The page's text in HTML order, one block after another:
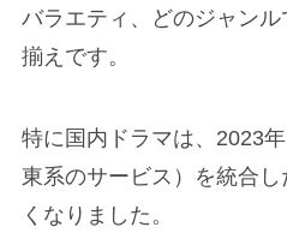
バラエティ、どのジャン
揃えです。
特に国内ドラマは、2023
東系のサービス）を統合
くなりました。